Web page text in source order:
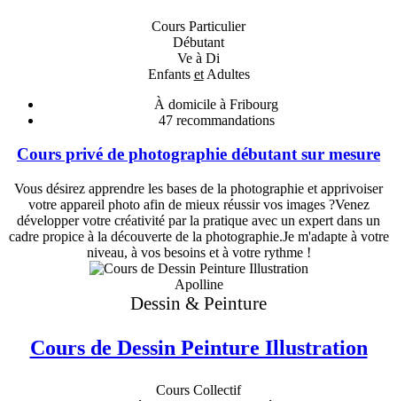
Cours Particulier
Débutant
Ve à Di
Enfants etAdultes
À domicile à Fribourg
47recommandations
Cours privé de photographie débutant sur mesure
Vous désirez apprendre les bases de la photographie et apprivoiser
votre appareil photo afin de mieux réussir vos images ?Venez
développer votre créativité par la pratique avec un expert dans un
cadre propice à la découverte de la photographie.Je m'adapte à votre
niveau, à vos besoins et à votre rythme !
Apolline
Dessin & Peinture
Cours de Dessin Peinture Illustration
Cours Collectif